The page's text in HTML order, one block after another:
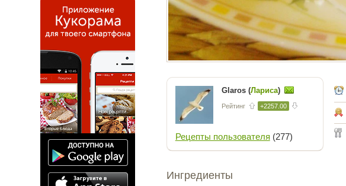
Glaros (Лариса)
Рейтинг +2257.00
Рецепты пользователя (277)
Ингредиенты